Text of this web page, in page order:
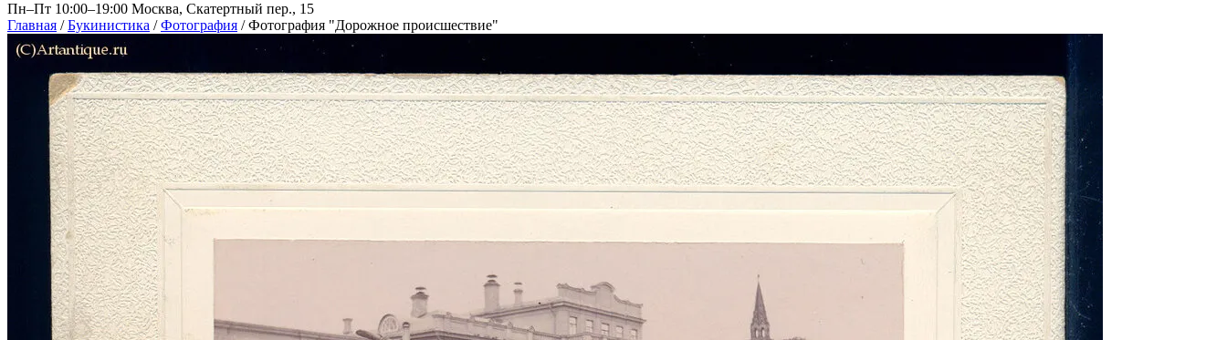
Пн–Пт 10:00–19:00 Москва, Скатертный пер., 15
Главная / Букинистика / Фотография / Фотография "Дорожное происшествие"